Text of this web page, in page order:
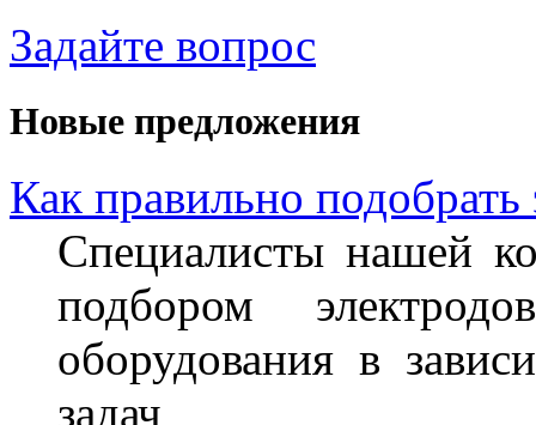
Задайте вопрос
Новые предложения
Как правильно подобрать
Специалисты нашей
подбором
оборудования в
задач